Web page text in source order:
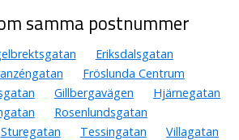
samma postnummer
Eriksdalsgatan
Fröslunda Centrum
Gillbergavägen
Hjärnegatan
Rosenlundsgatan
Sturegatan Tessingatan
Villagatan